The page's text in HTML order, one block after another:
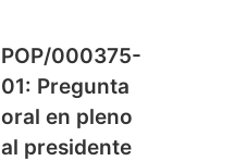
POP/000375-
01: Pregunta
oral en pleno
al presidente